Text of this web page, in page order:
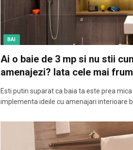
BAI
Ai o baie de 3 mp si nu stii
amenajezi? Iata cele mai
Esti putin suparat ca baia ta este prea
implementa ideile cu amenajari interioare